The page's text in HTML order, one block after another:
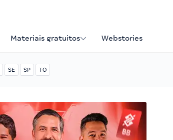
Materiais gratuitos Webstories
SE SP TO